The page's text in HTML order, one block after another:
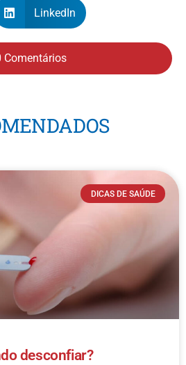
LinkedIn
Comentários
DICAS DE SAÚDE
desconfiar?